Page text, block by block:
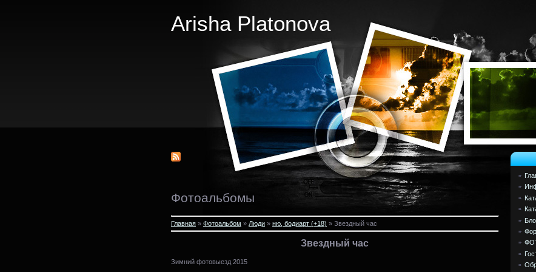
Arisha Platonova
Фотоальбомы
Главная » Фотоальбом » Люди » ню, бодиарт (+18) » Звездный час
Звездный час
Зимний фотовыезд 2015